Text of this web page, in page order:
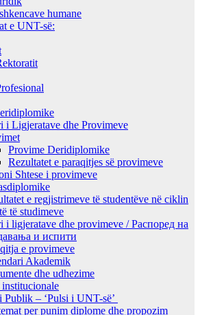
humane
e UNT-së:
i Ligjeratave dhe Provimeve
Provime Deridiplomike
Rezultatet e paraqitjes së provimeve
Shtese i provimeve
e regjistrimeve të studentëve në ciklin
të studimeve
i ligjeratave dhe provimeve / Распоред на
и испити
e provimeve
Akademik
dhe udhezime
Publik – ‘Pulsi i UNT-së’
per punim diplome dhe propozim